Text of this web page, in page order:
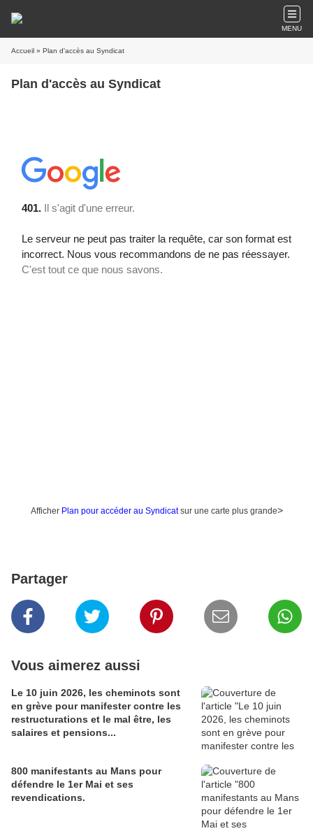
MENU
Accueil » Plan d'accès au Syndicat
Plan d'accès au Syndicat
Afficher Plan pour accéder au Syndicatsur une carte plus grande>
Partager
Vous aimerez aussi
Le 10 juin 2026, les cheminots sont
en grève pour manifester contre les
restructurations et le mal être, les
salaires et pensions...
800 manifestants au Mans pour
défendre le 1er Mai et ses
revendications.